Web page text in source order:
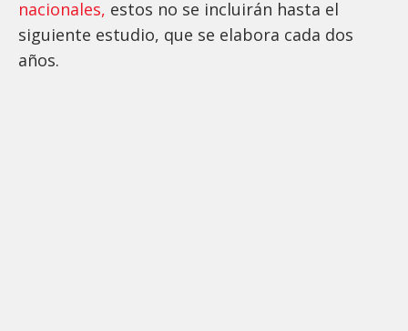
nacionales, estos no se incluirán hasta el
siguiente estudio, que se elabora cada dos
años.